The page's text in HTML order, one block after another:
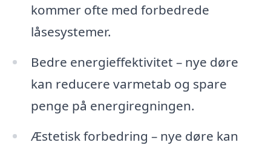
kommer ofte med forbedrede
låsesystemer.
Bedre energieffektivitet – nye døre
kan reducere varmetab og spare
penge på energiregningen.
Æstetisk forbedring – nye døre kan